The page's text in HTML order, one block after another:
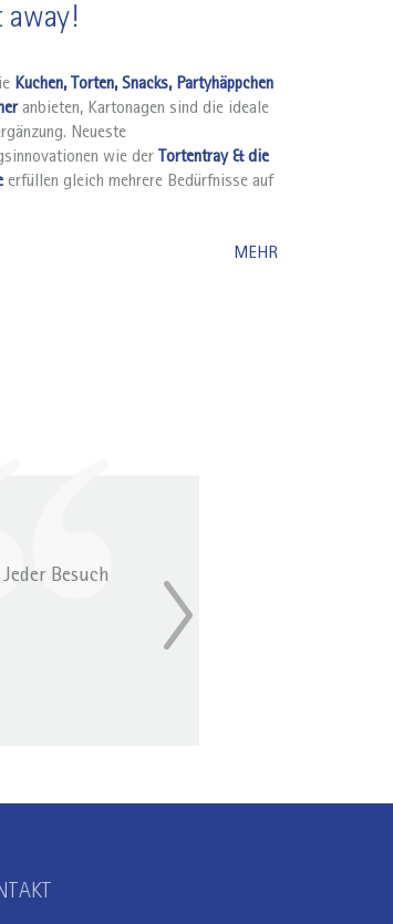
away!
Kuchen, Torten, Snacks, Partyhäppchen
anbieten, Kartonagen sind die ideale
Neueste
wie derTortentray & die
erfüllen gleich mehrere Bedürfnisse auf
MEHR
Besuch